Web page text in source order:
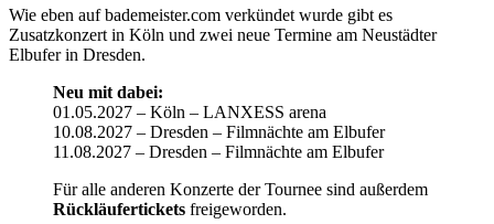
Wie eben auf bademeister.com verkündet wurde gibt es
Zusatzkonzert in Köln und zwei neue Termine am Neustädter
Elbufer in Dresden.
Neu mit dabei:
01.05.2027 – Köln – LANXESS arena
10.08.2027 – Dresden – Filmnächte am Elbufer
11.08.2027 – Dresden – Filmnächte am Elbufer
Für alle anderen Konzerte der Tournee sind außerdem
Rückläufertickets freigeworden.